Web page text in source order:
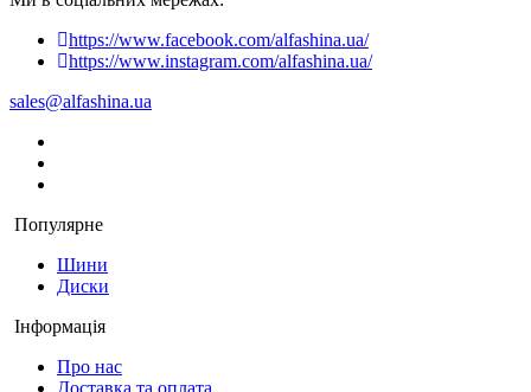
https://www.facebook.com/alfashina.ua/
https://www.instagram.com/alfashina.ua/
sales@alfashina.ua
Популярне
Шини
Диски
Інформація
Про нас
Доставка та оплата